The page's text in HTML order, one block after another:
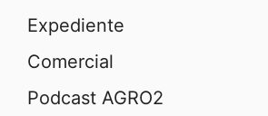
Expediente
Comercial
Podcast AGRO2